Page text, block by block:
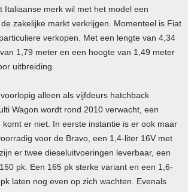
Italiaanse merk wil met het model een
zakelijke markt verkrijgen. Momenteel is Fiat
verkopen. Met een lengte van 4,34
1,79 meter en een hoogte van 1,49 meter
uitbreiding.
alleen als vijfdeurs hatchback
Wagon wordt rond 2010 verwacht, een
er niet. In eerste instantie is er ook maar
voor de Bravo, een 1,4-liter 16V met
er twee dieseluitvoeringen leverbaar, een
pk. Een 165 pk sterke variant en een 1,6-
laten nog even op zich wachten. Evenals